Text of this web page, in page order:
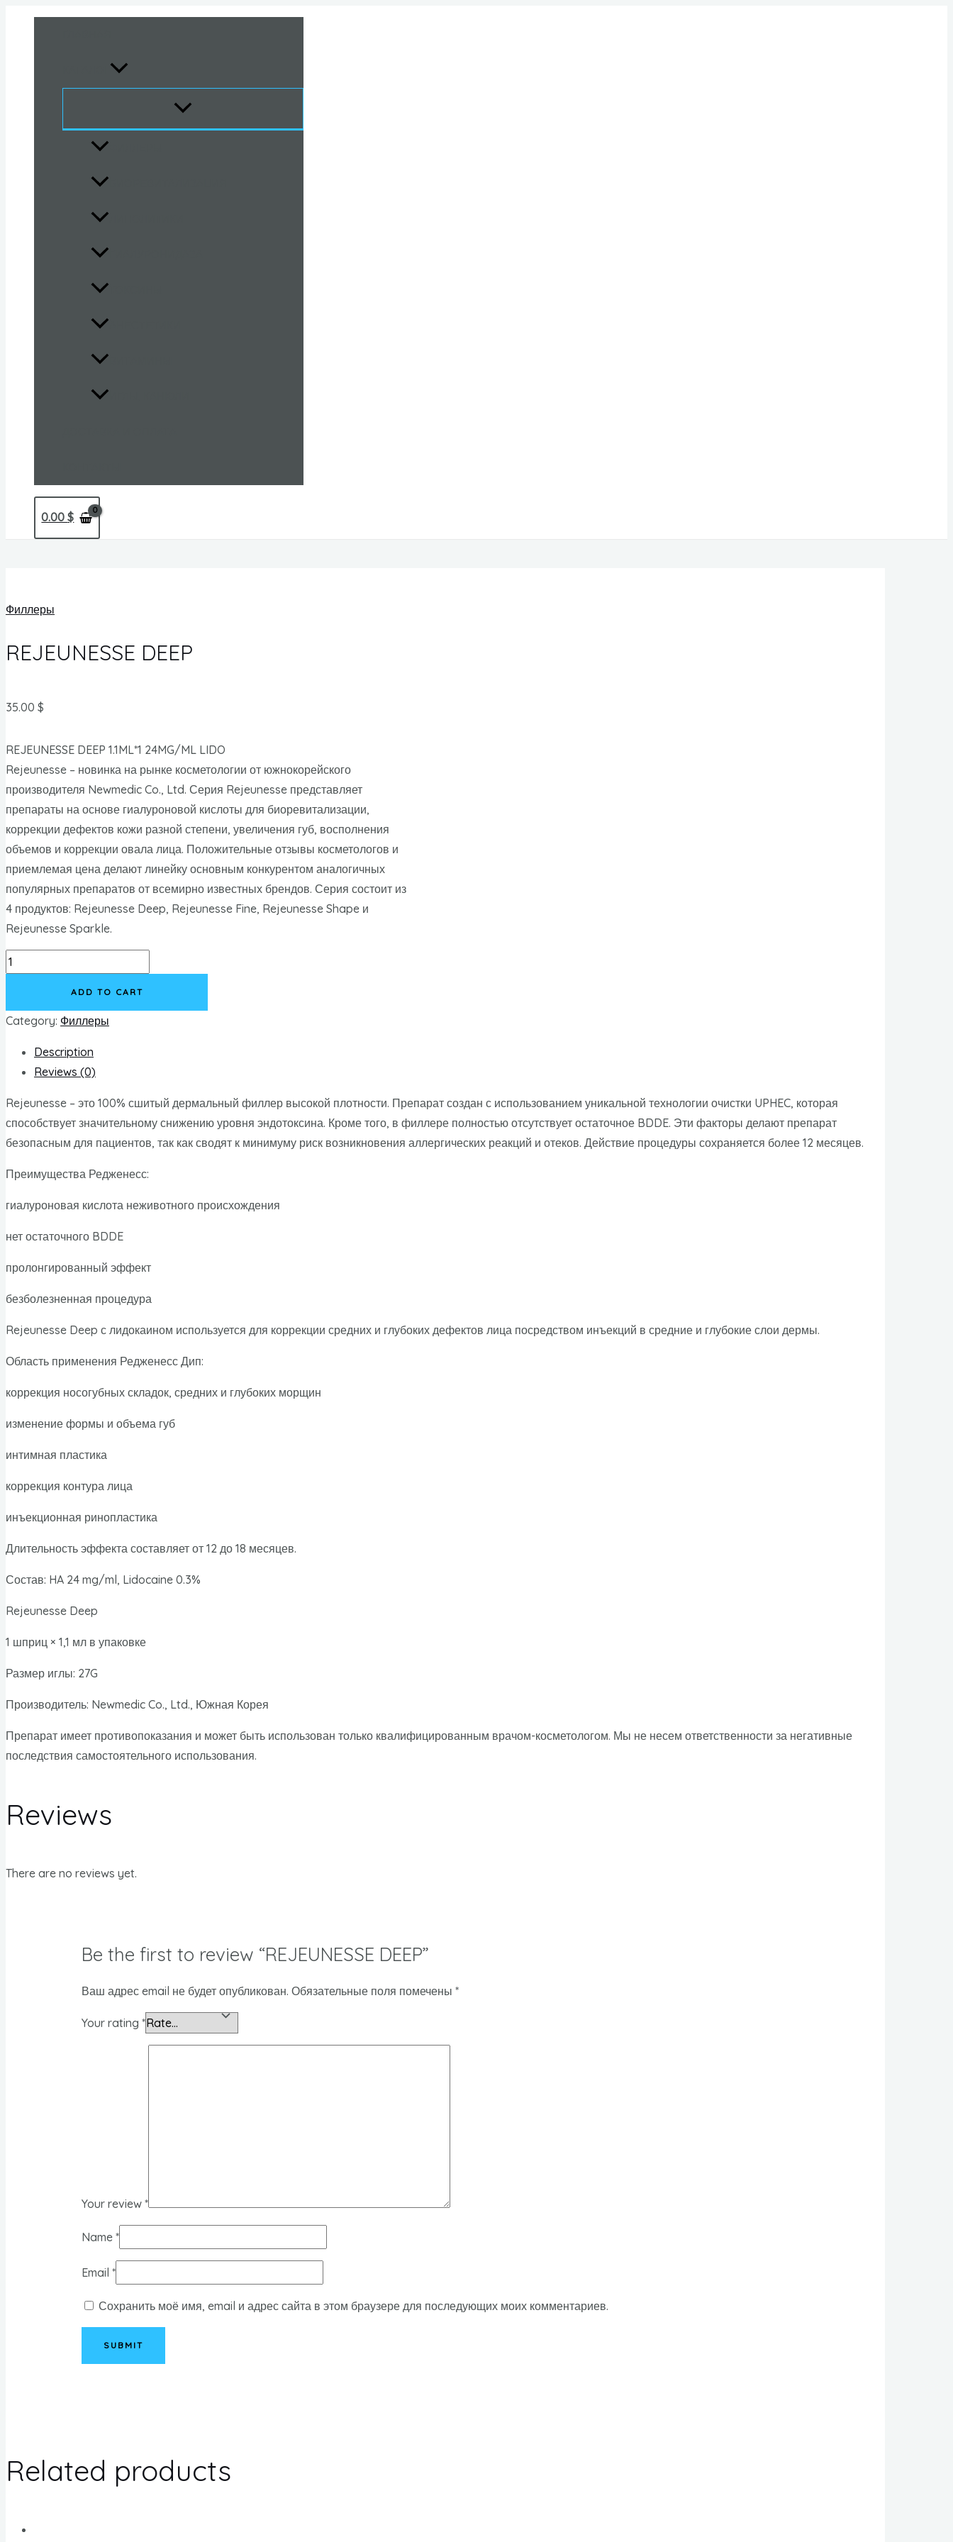
Перейти
ПЕРЕКЛЮЧАТЕЛЬ
МЕНЮ
0.00$
Филлеры
REJEUNESSE DEEP
35.00 $
REJEUNESSE DEEP 1.1ML*1 24MG/ML LIDO
Rejeunesse – новинка на рынке косметологии от южнокорейского
производителя Newmedic Co., Ltd. Серия Rejeunesse представляет
препараты на основе гиалуроновой кислоты для биоревитализации,
коррекции дефектов кожи разной степени, увеличения губ, восполнения
объемов и коррекции овала лица. Положительные отзывы косметологов и
приемлемая цена делают линейку основным конкурентом аналогичных
популярных препаратов от всемирно известных брендов. Серия состоит из
4 продуктов: Rejeunesse Deep, Rejeunesse Fine, Rejeunesse Shape и
Rejeunesse Sparkle.
REJEUNESSE
ADD TO CART
Category: Филлеры
Description
Reviews (0)
Rejeunesse – это 100% сшитый дермальный филлер высокой плотности. Препарат создан с использованием уникальной технологии очистки UPHEC, которая
способствует значительному снижению уровня эндотоксина. Кроме того, в филлере полностью отсутствует остаточное BDDE. Эти факторы делают препарат
безопасным для пациентов, так как сводят к минимуму риск возникновения аллергических реакций и отеков. Действие процедуры сохраняется более 12 месяцев.
Преимущества Редженесс:
гиалуроновая кислота неживотного происхождения
нет остаточного BDDE
пролонгированный эффект
безболезненная процедура
Rejeunesse Deep с лидокаином используется для коррекции средних и глубоких дефектов лица посредством инъекций в средние и глубокие слои дермы.
Область применения Редженесс Дип:
коррекция носогубных складок, средних и глубоких морщин
изменение формы и объема губ
интимная пластика
коррекция контура лица
инъекционная ринопластика
Длительность эффекта составляет от 12 до 18 месяцев.
Состав: HA 24 mg/ml, Lidocaine 0.3%
Rejeunesse Deep
1 шприц × 1,1 мл в упаковке
Размер иглы: 27G
Производитель: Newmedic Co., Ltd., Южная Корея
Препарат имеет противопоказания и может быть использован только квалифицированным врачом-косметологом. Мы не несем ответственности за негативные
последствия самостоятельного использования.
Reviews
There are no reviews yet.
Be the first to review “REJEUNESSE DEEP”
Ваш адрес email не будет опубликован. Обязательные поля помечены *
Your rating *
Your review *
Name *
Email *
Сохранить моё имя, email и адрес сайта в этом браузере для последующих моих комментариев.
Related products